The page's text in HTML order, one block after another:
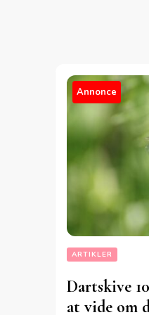
Annonce
ARTIKLER
Dartskive
at vide om